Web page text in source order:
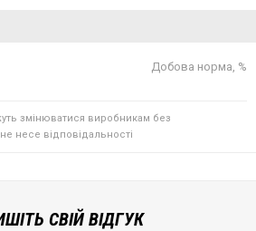
Добова норма, %
змінюватися виробникам без
несе відповідальності
СВІЙ ВІДГУК